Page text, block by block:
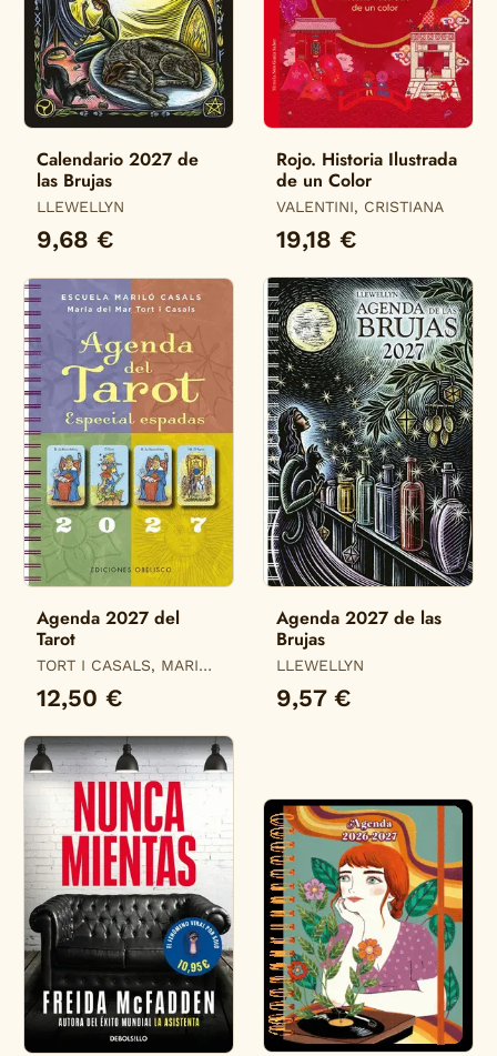
Calendario 2027 de
las Brujas
LLEWELLYN
9,68 €
Rojo. Historia Ilustrada
de un Color
VALENTINI, CRISTIANA
19,18 €
Agenda 2027 del
Tarot
TORT I CASALS, MARIA
12,50 €
Agenda 2027 de las
Brujas
LLEWELLYN
9,57 €